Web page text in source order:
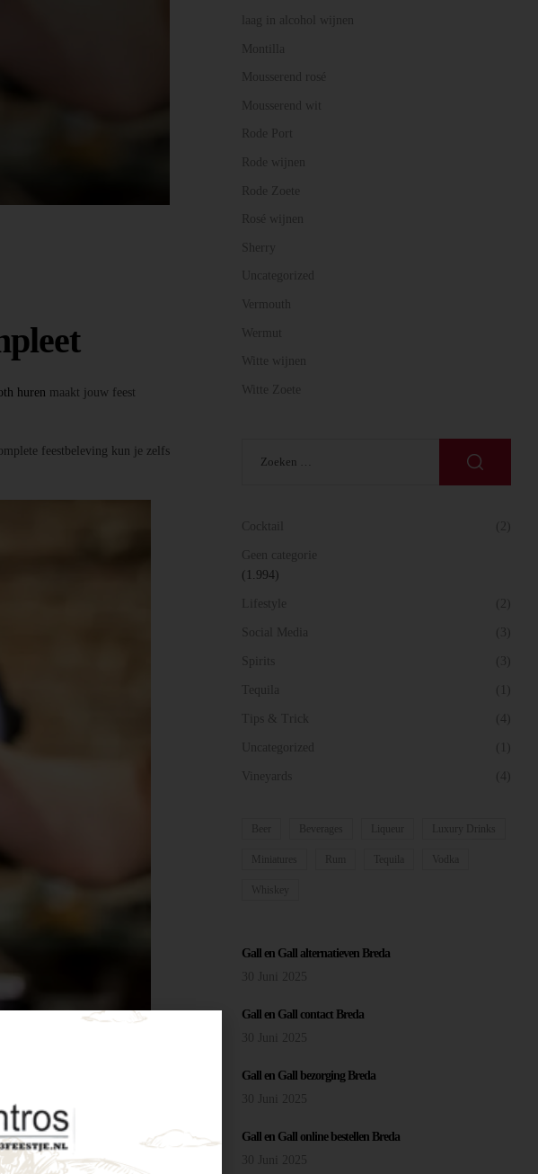
huren maakt jouw feest
feestbeleving kun je zelfs
in feestverhuur – aan het
biertapinstallatie in Breda en
van jouw wensen.
laag in alcohol wijnen
Montilla
Mousserend rosé
Mousserend wit
Rode Port
Rode wijnen
Rode Zoete
Rosé wijnen
Sherry
Uncategorized
Vermouth
Wermut
Witte wijnen
Witte Zoete
Cocktail (2)
Geen categorie
(1.994)
Lifestyle (2)
Social Media (3)
Spirits (3)
Tequila (1)
Tips & Trick (4)
Uncategorized (1)
Vineyards (4)
Luxury Drinks
Miniatures Rum
Whiskey
30 Juni 2025
Gall en Gall alternatieven Breda
30 Juni 2025
Gall en Gall contact Breda
30 Juni 2025
Gall en Gall bezorging Breda
30 Juni 2025
Gall en Gall online bestellen Breda